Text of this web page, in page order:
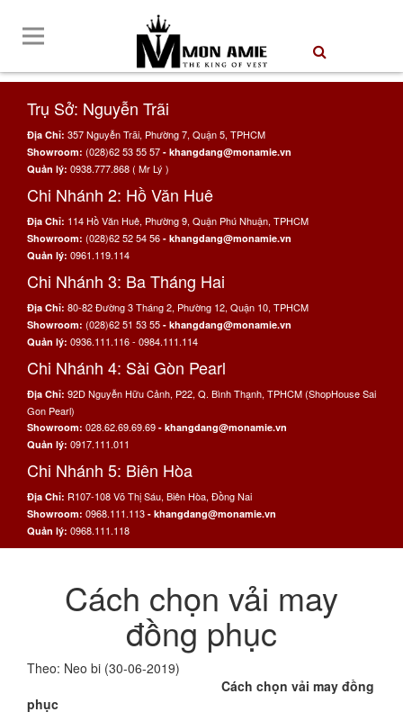
Trụ Sở: Nguyễn Trãi
Địa Chỉ: 357 Nguyễn Trãi, Phường 7, Quận 5, TPHCM
Showroom: (028)62 53 55 57 - khangdang@monamie.vn
Quản lý: 0938.777.868 ( Mr Lý )
Chi Nhánh 2: Hồ Văn Huê
Địa Chỉ: 114 Hồ Văn Huê, Phường 9, Quận Phú Nhuận, TPHCM
Showroom: (028)62 52 54 56 - khangdang@monamie.vn
Quản lý: 0961.119.114
Chi Nhánh 3: Ba Tháng Hai
Địa Chỉ: 80-82 Đường 3 Tháng 2, Phường 12, Quận 10, TPHCM
Showroom: (028)62 51 53 55 - khangdang@monamie.vn
Quản lý: 0936.111.116 - 0984.111.114
Chi Nhánh 4: Sài Gòn Pearl
Địa Chỉ: 92D Nguyễn Hữu Cảnh, P22, Q. Bình Thạnh, TPHCM (ShopHouse Sai
Gon Pearl)
Showroom: 028.62.69.69.69 - khangdang@monamie.vn
Quản lý: 0917.111.011
Chi Nhánh 5: Biên Hòa
Địa Chỉ: R107-108 Võ Thị Sáu, Biên Hòa, Đồng Nai
Showroom: 0968.111.113 - khangdang@monamie.vn
Quản lý: 0968.111.118
Cách chọn vải may
đồng phục
Theo: Neo bi (30-06-2019)
Cách chọn vải may đồng
phục